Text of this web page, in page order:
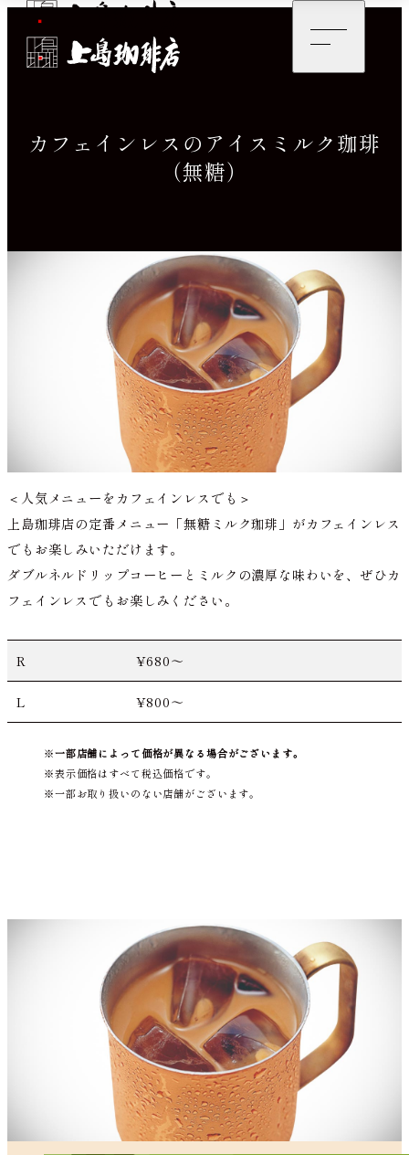
カフェインレスのアイスミルク珈琲
（無糖）
＜人気メニューをカフェインレスでも＞
上島珈琲店の定番メニュー「無糖ミルク珈琲」がカフェインレス
でもお楽しみいただけます。
ダブルネルドリップコーヒーとミルクの濃厚な味わいを、ぜひカ
フェインレスでもお楽しみください。
R ¥680～
L ¥800～
一部店舗によって価格が異なる場合がございます。
表示価格はすべて税込価格です。
一部お取り扱いのない店舗がございます。